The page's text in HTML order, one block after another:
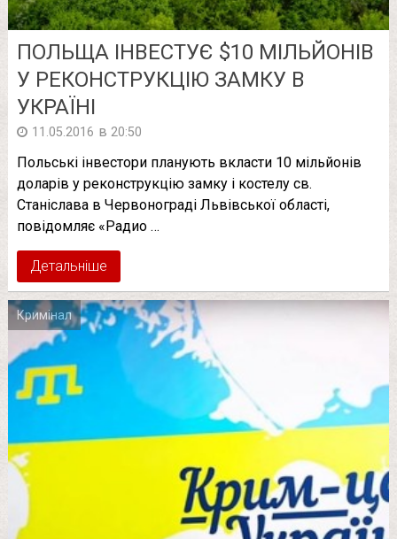
ПОЛЬЩА ІНВЕСТУЄ $10 МІЛЬЙОНІВ
У РЕКОНСТРУКЦІЮ ЗАМКУ В
УКРАЇНІ
11.05.2016 в 20:50
Польські інвестори планують вкласти 10 мільйонів
доларів у реконструкцію замку і костелу св.
Станіслава в Червонограді Львівської області,
повідомляє «Радио …
Детальніше
Кримінал